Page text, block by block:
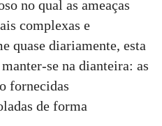
no qual as ameaças
complexas e
quase diariamente, esta
se na dianteira: as
fornecidas
de forma